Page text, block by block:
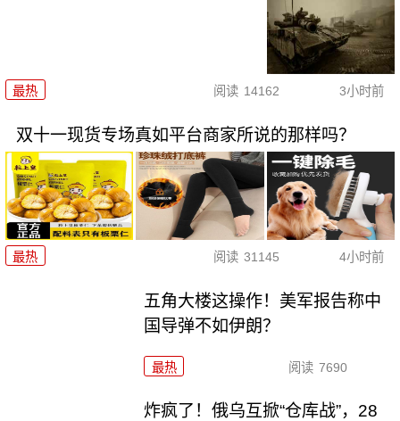
最热 阅读 14162 3小时前
双十一现货专场真如平台商家所说的那样吗？
最热 阅读 31145 4小时前
五角大楼这操作！美军报告称中
国导弹不如伊朗？
最热 阅读 7690
炸疯了！俄乌互掀“仓库战”，28